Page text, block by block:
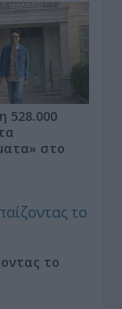
528.000
στο
το